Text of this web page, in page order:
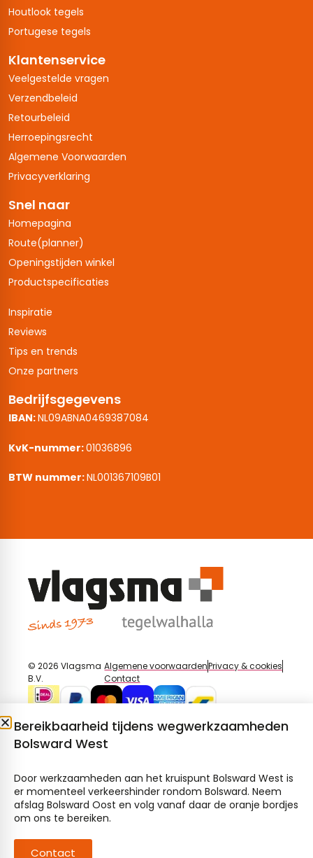
Houtlook tegels
Portugese tegels
Klantenservice
Veelgestelde vragen
Verzendbeleid
Retourbeleid
Herroepingsrecht
Algemene Voorwaarden
Privacyverklaring
Snel naar
Homepagina
Route(planner)
Openingstijden winkel
Productspecificaties
Inspiratie
Reviews
Tips en trends
Onze partners
Bedrijfsgegevens
IBAN:NL09ABNA0469387084
KvK-nummer:01036896
BTW nummer:NL001367109B01
© 2026 Vlagsma
B.V.
Algemene voorwaardenPrivacy & cookies
Contact
Bereikbaarheid tijdens wegwerkzaamheden
Bolsward West
Door werkzaamheden aan het kruispunt Bolsward West is
er momenteel verkeershinder rondom Bolsward. Neem
afslag Bolsward Oost en volg vanaf daar de oranje bordjes
om ons te bereiken.
Contact